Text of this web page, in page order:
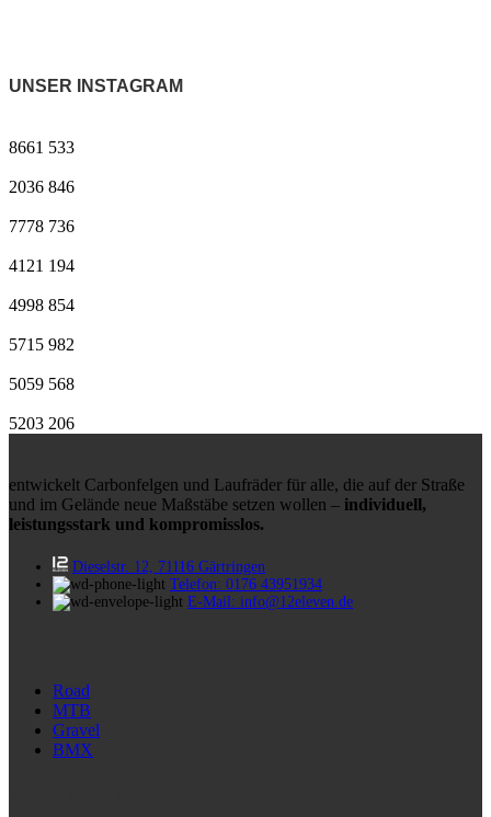
UNSER INSTAGRAM
8661 533
2036 846
7778 736
4121 194
4998 854
5715 982
5059 568
5203 206
entwickelt Carbonfelgen und Laufräder für alle, die auf der Straße
und im Gelände neue Maßstäbe setzen wollen – individuell,
leistungsstark und kompromisslos.
Dieselstr. 12, 71116 Gärtringen
Telefon: 0176 43951934
E-Mail: info@12eleven.de
Road
MTB
Gravel
BMX